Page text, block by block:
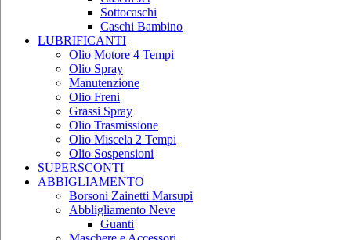
Sottocaschi
Caschi Bambino
LUBRIFICANTI
Olio Motore 4 Tempi
Olio Spray
Manutenzione
Olio Freni
Grassi Spray
Olio Trasmissione
Olio Miscela 2 Tempi
Olio Sospensioni
SUPERSCONTI
ABBIGLIAMENTO
Borsoni Zainetti Marsupi
Abbligliamento Neve
Guanti